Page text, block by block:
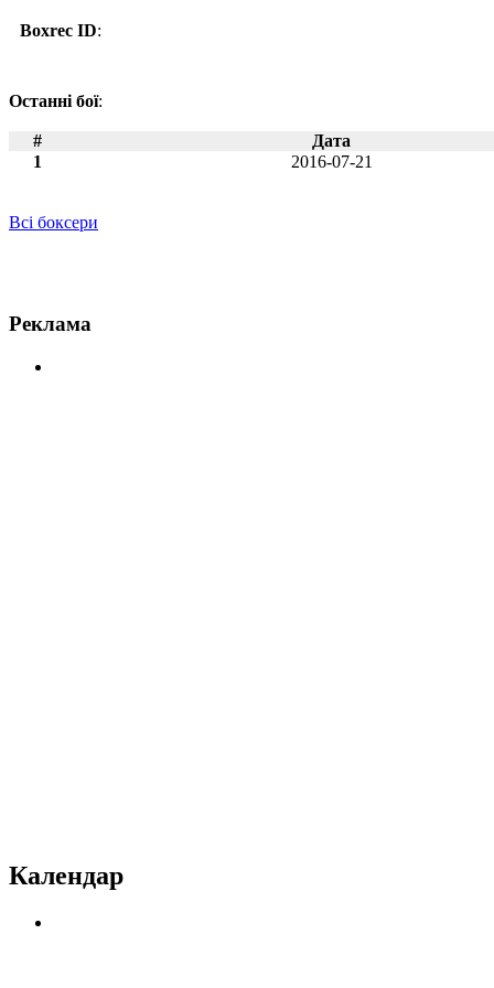
Boxrec ID:
Останні бої:
# Дата
1
2016-07-21
Всі боксери
Реклама
Календар